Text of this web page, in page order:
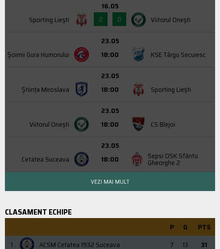
Sporting Liești
16.05
2
0 Viitorul Onești
Şoimii Gura Humorului
23.05
18:00
KSE Târgu Secuiesc
Știința Miroslava
23.05
18:00
Sporting Liești
Viitorul Onești
23.05
18:00
CS Blejoi
Cetatea Suceava
23.05
18:00
Sepsi OSK Sfântu
Gheorghe 2
VEZI MAI MULT
CLASAMENT ECHIPE
P G
PTS
1
ACSM Cetatea 1932 Suceava 7 13 31